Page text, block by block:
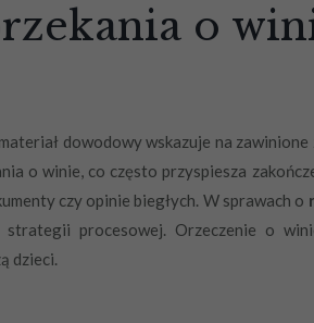
o
dowodowy wskazuje na
o winie, co często przyspiesza
czy opinie biegłych. W sprawach o
procesowej. Orzeczenie o
dzieci.